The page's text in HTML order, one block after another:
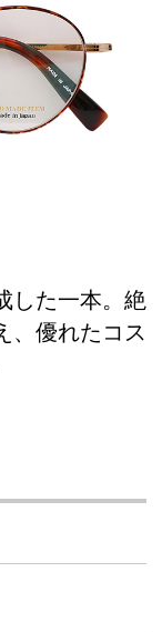
した一本。絶
、優れたコス